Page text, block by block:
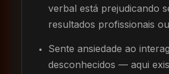
verbal está prejudicando
resultados profissionais
Sente ansiedade ao
desconhecidos — aqui